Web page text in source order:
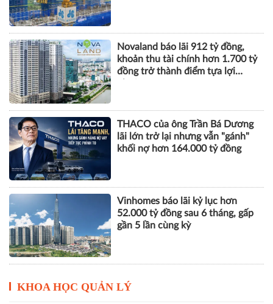
Novaland báo lãi 912 tỷ đồng,
khoản thu tài chính hơn 1.700 tỷ
đồng trở thành điểm tựa lợi
THACO của ông Trần Bá Dương
lãi lớn trở lại nhưng vẫn "gánh"
khối nợ hơn 164.000 tỷ đồng
Vinhomes báo lãi kỷ lục hơn
52.000 tỷ đồng sau 6 tháng, gấp
gần 5 lần cùng kỳ
KHOA HỌC QUẢN LÝ